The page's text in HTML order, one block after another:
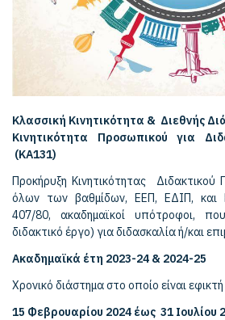
Κλασσική Κινητικότητα & Διεθνής
Κινητικότητα Προσωπικού για
(ΚΑ131)
Προκήρυξη Κινητικότητας Διδακτικού
όλων των βαθμίδων, ΕΕΠ, ΕΔΙΠ, και
407/80, ακαδημαϊκοί υπότροφοι,
διδακτικό έργο) για διδασκαλία ή/και
Ακαδημαϊκά έτη 2023-24 & 2024-25
Χρονικό διάστημα στο οποίο είναι
15 Φεβρουαρίου 2024 έως 31 Ιουλίου